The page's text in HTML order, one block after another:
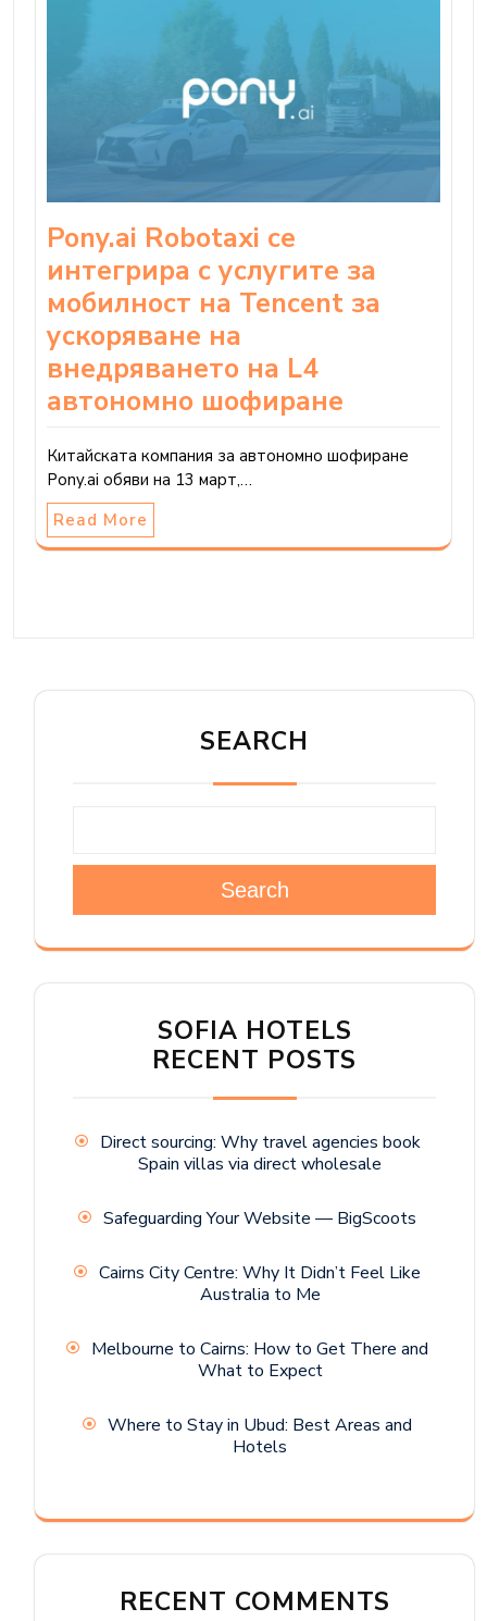
Pony.ai Robotaxi се
интегрира с услугите за
мобилност на Tencent за
ускоряване на
внедряването на L4
автономно шофиране
Китайската компания за автономно шофиране
Pony.ai обяви на 13 март,…
Read More
SEARCH
Search
SOFIA HOTELS
RECENT POSTS
Direct sourcing: Why travel agencies book
Spain villas via direct wholesale
Safeguarding Your Website — BigScoots
Cairns City Centre: Why It Didn’t Feel Like
Australia to Me
Melbourne to Cairns: How to Get There and
What to Expect
Where to Stay in Ubud: Best Areas and
Hotels
RECENT COMMENTS